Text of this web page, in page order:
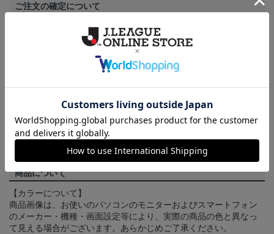
ご注文の確定について
買い物かごに入れるだけでは在庫は確保されませんので、お早め
にご購入手続きをお済ませください。
配送方法について
一部商品はメール便でのお届けとなる場合がございます。詳しく
ヘルプページをご確認ください。
商品について
【カラーについて】
商品画像は、お使いのパソコンのモニターおよびスマートフォン
のメーカー・機種・画面設定等により、実際の商品の色と異なっ
て見える場合がございます。あらかじめご了承ください。